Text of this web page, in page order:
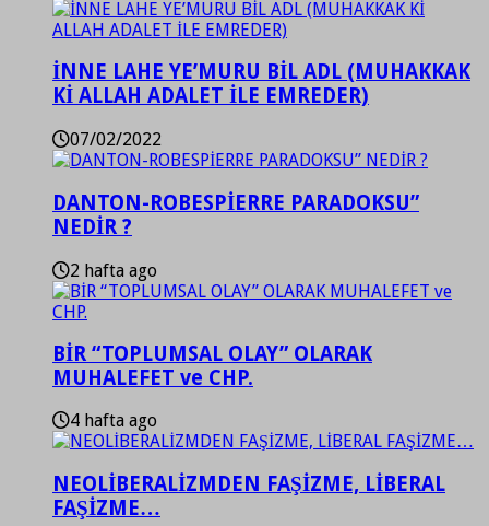
İNNE LAHE YE’MURU BİL ADL (MUHAKKAK
Kİ ALLAH ADALET İLE EMREDER)
07/02/2022
DANTON-ROBESPİERRE PARADOKSU”
NEDİR ?
2 hafta ago
BİR “TOPLUMSAL OLAY” OLARAK
MUHALEFET ve CHP.
4 hafta ago
NEOLİBERALİZMDEN FAŞİZME, LİBERAL
FAŞİZME…